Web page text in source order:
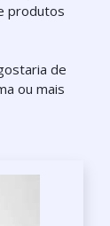
produtos
de
ou mais